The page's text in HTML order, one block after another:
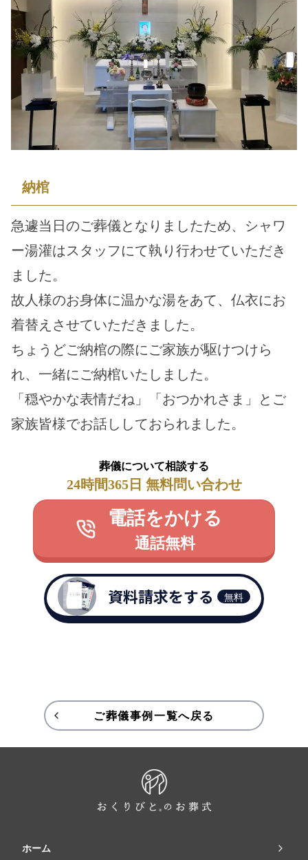
納棺
急遽当日のご葬儀となりましたため、シャワ
ー湯灌はスタッフにて執り行わせていただき
ました。
故人様のお身体に温かな湯をあて、仏衣にお
着替えさせていただきました。
ちょうどご納棺の際にご家族が駆けつけら
れ、一緒にご納棺いたしました。
「穏やかな表情だね」「おつかれさま」とご
家族皆様でお話ししておられました。
葬儀について相談する
24時間365日 無料問い合わせ
電話をかける
通話無料
資料請求をする 無料
ご葬儀事例一覧へ戻る
ホーム